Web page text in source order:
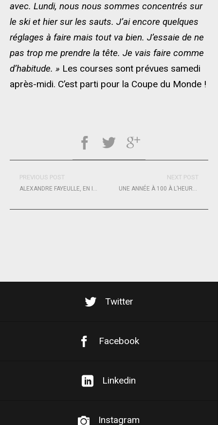
avec. Lundi, nous nous sommes concentrés sur
le ski et hier sur les sauts. J’ai encore quelques
réglages à faire mais tout va bien. J’essaie de ne
pas trop me prendre la tête. Je vais faire comme
d’habitude. » Les courses sont prévues samedi
après-midi. C’est parti pour la Coupe du Monde !
PREVIOUS POST
ALEXANDRE FAYEULLE, EN IMMERSION !
NEXT POST
UNE ANNÉE À 100 À L’HEURE POUR SOLIDAIRES EN PELOTON – ARSEP
Twitter
Facebook
Linkedin
Instagram